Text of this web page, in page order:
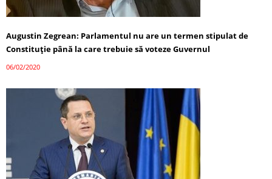
Augustin Zegrean: Parlamentul nu are un termen stipulat de
Constituție până la care trebuie să voteze Guvernul
06/02/2020